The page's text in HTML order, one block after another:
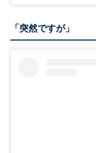
「突然ですが」